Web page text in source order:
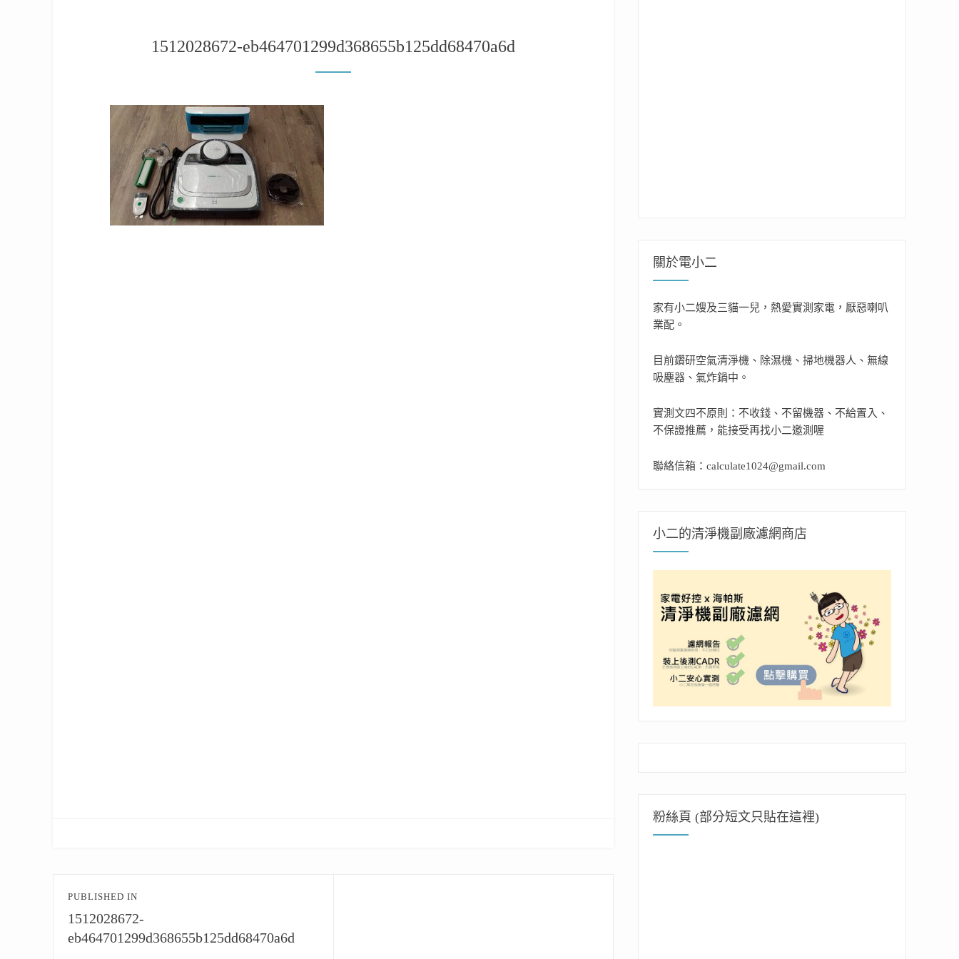
1512028672-eb464701299d368655b125dd68470a6d
文
章
導
PUBLISHED IN
1512028672-
eb464701299d368655b125dd68470a6d
關於電小二
家有小二嫂及三貓一兒，熱愛實測家電，厭惡喇叭
業配。
目前鑽研空氣清淨機、除濕機、掃地機器人、無線
吸塵器、氣炸鍋中。
實測文四不原則：不收錢、不留機器、不給置入、
不保證推薦，能接受再找小二邀測喔
聯絡信箱：calculate1024@gmail.com
小二的清淨機副廠濾網商店
粉絲頁 (部分短文只貼在這裡)